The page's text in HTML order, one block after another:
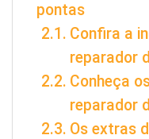
pontas
Confira a
reparador
Conheça
reparador
Os extras